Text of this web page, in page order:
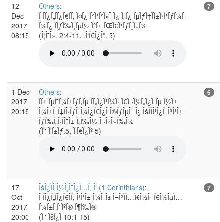
12
Dec
2017
08:15
Others:
Î ÏÎ¿Ï„ÏÎ¿Ï€Î­Ï‚ Î¤Î¿ Î²Î¹Î²Î»Î¯Î¿ Ï„Î¿ ÎµÏƒÏ†ÏÎ±Î³Î¹ÏƒÎ¼Î­
Î½Î¿ Î­ÏƒÏ‰Î¸ÎµÎ½ ÎºÎ± ÏŒÏ€Î¹ÏƒÎ¸ÎµÎ½
(Î¦Î¯Î». 2:4-11, .Î‘Ï€Î¿Îº. 5)
7
1 Dec
2017
20:15
Others:
ÎÎ± ÎµÎ¯Î¼Î±ÏƒÏ„Îµ Î­Ï„Î¿Î¹Î¼Î· Ï€Î¬Î½Ï„Î¿Ï„Îµ Î½Î±
Î¼Î±Ï‚ Ï‡ÏÎ·ÏƒÎ¹Î¼Î¿Ï€Î¿Î¹Î®ÏƒÎµÎ¹ Î¿ ÎšÏÏÎ¹Î¿Ï‚ Î³Î¹Î±
ÏƒÏ‰Ï„Î·ÏÎ¯Î± Ï„Ï‰Î½ Î¬Î»Î»Ï‰Î½
(Î’' Î’Î±Ïƒ.5, Î‘Ï€Î¿Îº 5)
6
17
Oct
2017
20:00
ÎšÎ¿ÏÎ¹Î½Î¸Î¯Î¿Ï…Ï‚ Î‘ (1 Corinthians):
Î ÏÎ¿Ï„ÏÎ¿Ï€Î­Ï‚ Î³Î¹Î± Î¼Î¹Î± Î¬Î³ÏÏ…Ï€Î½Î· Ï€Î½ÎµÏ…
Î¼Î±Ï„Î¹ÎºÎ® Î¶Ï‰Î®
(Î‘' ÎšÎ¿Ï 10:1-15)
7